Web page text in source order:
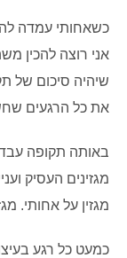
כשאחותי עמדה
אני רוצה להכין
שיהיה סיכום של
את כל הרגעים
באותה תקופה
מגזינים העסיק
מגזין על אחותי.
כמעט כל רגע